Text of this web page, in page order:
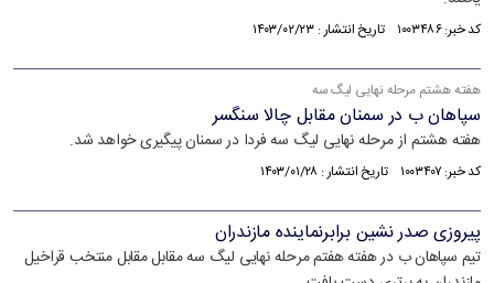
کد خبر: ۱۰۰۳۴۸۶ تاریخ انتشار : ۱۴۰۳/۰۲/۲۳
هفته هشتم مرحله نهایی لیگ سه
سپاهان ب در سمنان مقابل چالا سنگسر
هفته هشتم از مرحله نهایی لیگ سه فردا در سمنان پیگیری خواهد شد.
کد خبر: ۱۰۰۳۴۰۷ تاریخ انتشار : ۱۴۰۳/۰۱/۲۸
پیروزی صدر نشین برابرنماینده مازندران
تیم سپاهان ب در هفته هفتم مرحله نهایی لیگ سه مقابل مقابل منتخب قراخیل